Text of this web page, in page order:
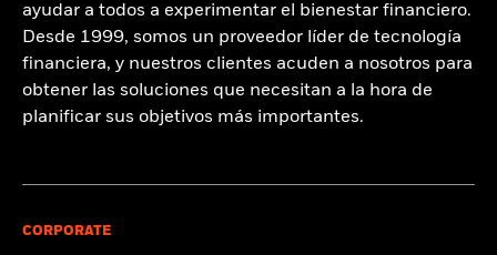
ayudar a todos a experimentar el bienestar financiero.
Desde 1999, somos un proveedor líder de tecnología
financiera, y nuestros clientes acuden a nosotros para
obtener las soluciones que necesitan a la hora de
planificar sus objetivos más importantes.
CORPORATE